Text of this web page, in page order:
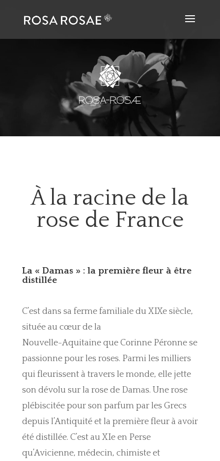
À la racine de la
rose de France
La « Damas » : la première fleur à être
distillée
C’est dans sa ferme familiale du XIXe siècle,
située au cœur de la
Nouvelle-Aquitaineque Corinne Péronne se
passionne pour les roses. Parmi les milliers
qui fleurissent à travers le monde, elle jette
son dévolu sur la rose de Damas. Une rose
plébiscitée pour son parfum par les Grecs
depuis l’Antiquité et la première fleur à avoir
été distillée. C’est au XIe en Perse
qu’Avicienne, médecin, chimiste et